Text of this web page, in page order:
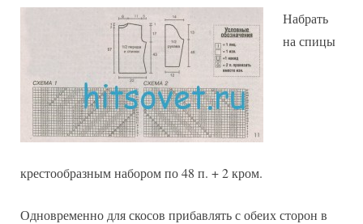
Набрать
на спицы
крестообразным набором по 48 п. + 2 кром.
Одновременно для скосов прибавлять с обеих сторон в